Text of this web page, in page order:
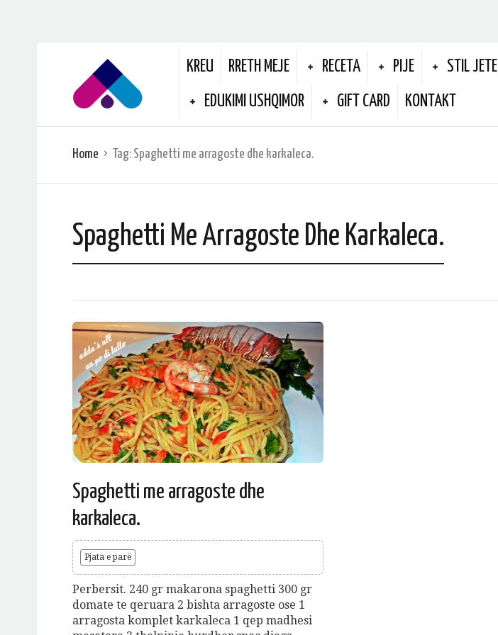
KREU RRETH MEJE RECETA PIJE STIL JETE
EDUKIMI USHQIMOR GIFT CARD KONTAKT
Home Tag: Spaghetti me arragoste dhe karkaleca.
Spaghetti Me Arragoste Dhe Karkaleca.
Spaghetti me arragoste dhe
karkaleca.
Pjata e parë
Perbersit. 240 gr makarona spaghetti 300 gr
domate te qeruara 2 bishta arragoste ose 1
arragosta komplet karkaleca 1 qep madhesi